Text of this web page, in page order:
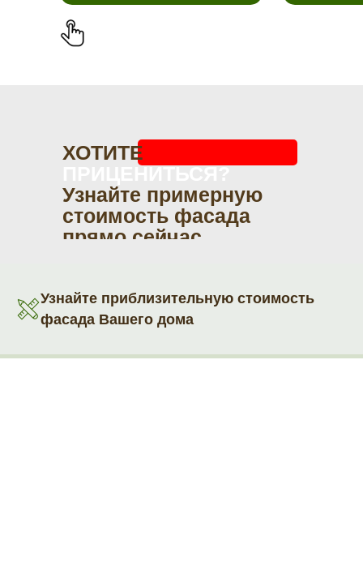
ХОТИТЕ
Узнайте примерную
стоимость фасада
прямо сейчас
Узнайте приблизительную стоимость
фасада Вашего дома